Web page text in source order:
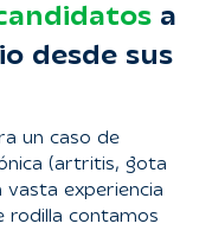
a
desde sus
un caso de
(artritis, gota
vasta experiencia
rodilla contamos